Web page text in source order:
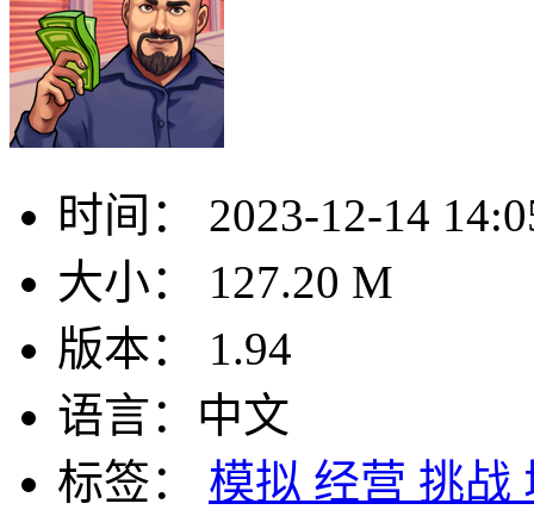
时间：
2023-12-14
大小：
127.20 M
版本：
1.94
语言： 中文
标签：
模拟 经营 挑战